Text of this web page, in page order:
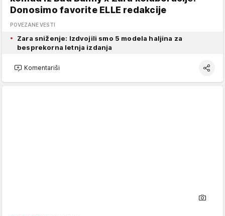
Donosimo favorite ELLE redakcije
POVEZANE VESTI
Zara sniženje: Izdvojili smo 5 modela haljina za
besprekorna letnja izdanja
Komentariši